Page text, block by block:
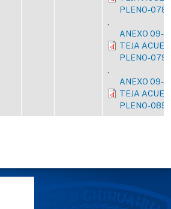
PLENO-
ANEXO 09-
TEJA
PLENO-
ANEXO 09-
TEJA
PLENO-